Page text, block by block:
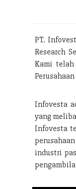
PT.
Research
Kami
Infovesta
yang
Infovesta
industri